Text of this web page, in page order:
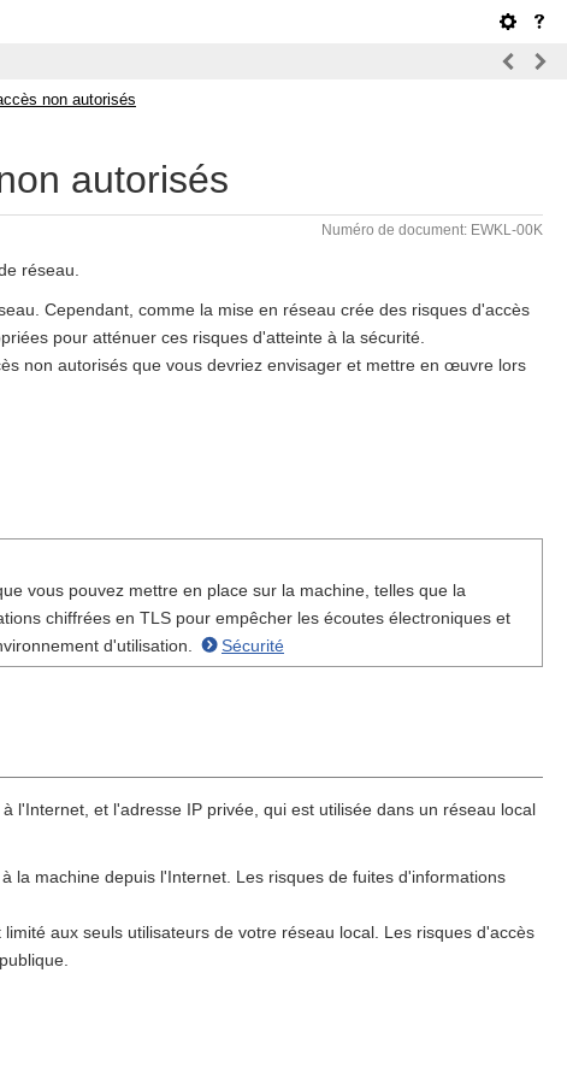
non autorisés
autorisés
Numéro de document: EWKL-00K
réseau.
Cependant, comme la mise en réseau crée des risques d'accès
pour atténuer ces risques d'atteinte à la sécurité.
non autorisés que vous devriez envisager et mettre en œuvre lors
vous pouvez mettre en place sur la machine, telles que la
chiffrées en TLS pour empêcher les écoutes électroniques et
d'utilisation.
Sécurité
l'Internet, et l'adresse IP privée, qui est utilisée dans un réseau local
la machine depuis l'Internet. Les risques de fuites d'informations
aux seuls utilisateurs de votre réseau local. Les risques d'accès